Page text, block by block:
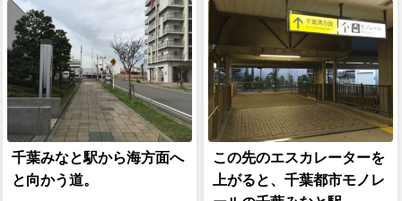
千葉みなと駅から海方面へ
と向かう道。
この先のエスカレーターを
上がると、千葉都市モノレ